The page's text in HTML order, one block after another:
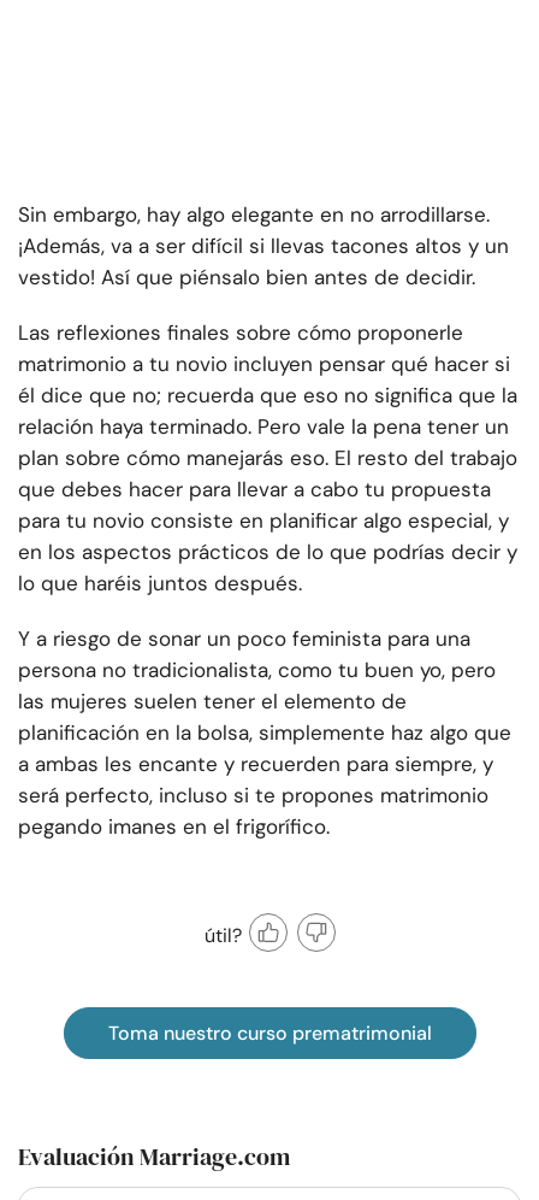
Sin embargo, hay algo elegante en no arrodillarse.
¡Además, va a ser difícil si llevas tacones altos y un
vestido! Así que piénsalo bien antes de decidir.
Las reflexiones finales sobre cómo proponerle
matrimonio a tu novio incluyen pensar qué hacer si
él dice que no; recuerda que eso no significa que la
relación haya terminado. Pero vale la pena tener un
plan sobre cómo manejarás eso. El resto del trabajo
que debes hacer para llevar a cabo tu propuesta
para tu novio consiste en planificar algo especial, y
en los aspectos prácticos de lo que podrías decir y
lo que haréis juntos después.
Y a riesgo de sonar un poco feminista para una
persona no tradicionalista, como tu buen yo, pero
las mujeres suelen tener el elemento de
planificación en la bolsa, simplemente haz algo que
a ambas les encante y recuerden para siempre, y
será perfecto, incluso si te propones matrimonio
pegando imanes en el frigorífico.
útil?
Toma nuestro curso prematrimonial
Evaluación Marriage.com